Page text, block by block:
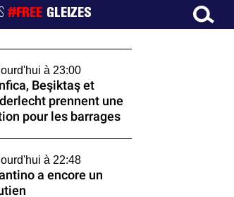
#FREE GLEIZES
à 23:00
Beşiktaş et
prennent une
pour les barrages
à 22:48
a encore un